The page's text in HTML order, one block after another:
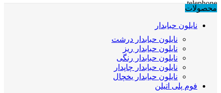
محصولات
نایلون حبابدار
نایلون حبابدار درشت
نایلون حبابدار ریز
نایلون حبابدار رنگی
نایلون حبابدار چاپدار
نایلون حبابدار یخچال
فوم پلی اتیلن